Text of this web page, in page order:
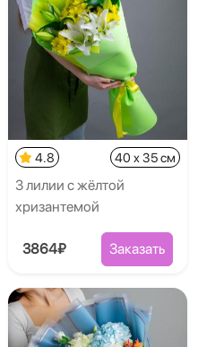
4.8 40 x 35 см
3 лилии с жёлтой
хризантемой
3864₽ Заказать